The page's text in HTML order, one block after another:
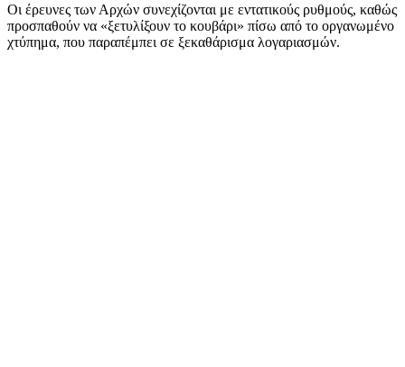
Οι έρευνες των Αρχών συνεχίζονται με εντατικούς ρυθμούς, καθώς
προσπαθούν να «ξετυλίξουν το κουβάρι» πίσω από το οργανωμένο
χτύπημα, που παραπέμπει σε ξεκαθάρισμα λογαριασμών.